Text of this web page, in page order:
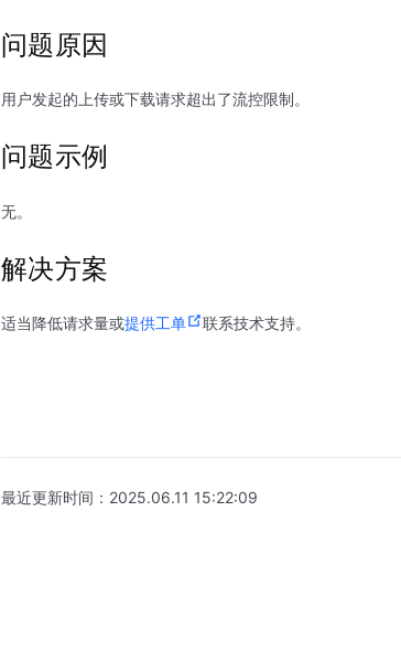
问题原因
用户发起的上传或下载请求超出了流控限制。
问题示例
无。
解决方案
适当降低请求量或提供工单 联系技术支持。
最近更新时间： 2025.06.11 15:22:09